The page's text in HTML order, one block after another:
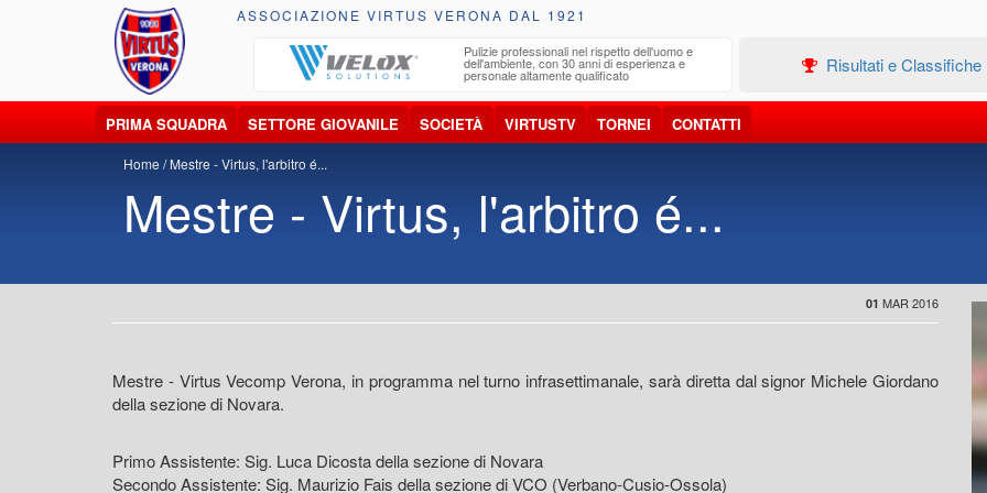
ASSOCIAZIONE VIRTUS VERONA DAL 1921
trasporto, smaltimento e recupero di Pulizie professionali nel rispetto dell'uomo e
dell'ambiente, con 30 anni di esperienza e
personale altamente qualificato Risultati e Classifiche
PRIMA SQUADRA SETTORE GIOVANILE SOCIETÀ VIRTUSTV TORNEI CONTATTI
Home Mestre - Virtus, l'arbitro é...
Mestre - Virtus, l'arbitro é...
01 MAR 2016
Mestre - Virtus Vecomp Verona, in programma nel turno infrasettimanale, sarà diretta dal signor Michele Giordano
della sezione di Novara.
Primo Assistente: Sig. Luca Dicosta della sezione di Novara
Secondo Assistente: Sig. Maurizio Fais della sezione di VCO (Verbano-Cusio-Ossola)